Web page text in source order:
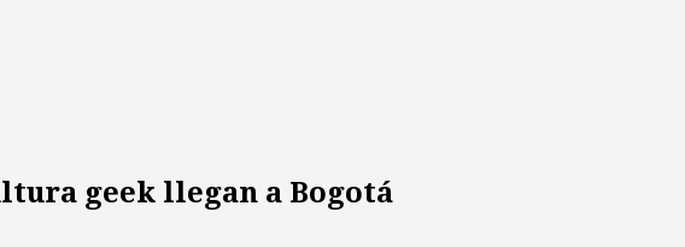
geek llegan a Bogotá